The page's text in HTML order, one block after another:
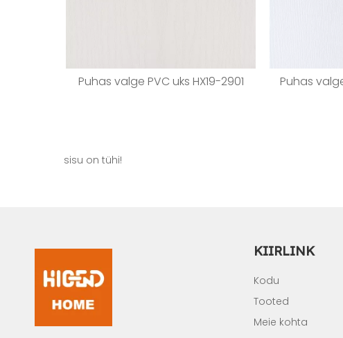
Puhas valge PVC uks HX19-2901 Puhas
sisu on tühi!
KIIRLINK
Kodu
Tooted
Meie kohta